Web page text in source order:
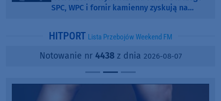
SPC, WPC i fornir kamienny zyskują na
HITPORT Lista Przebojów Weekend FM
Notowanie nr 4438z dnia 2026-08-07